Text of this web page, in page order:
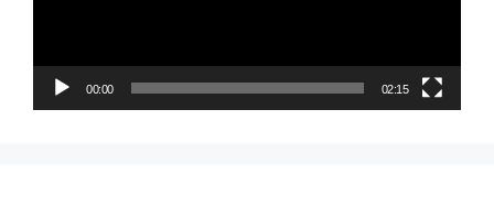
00:00 02:15